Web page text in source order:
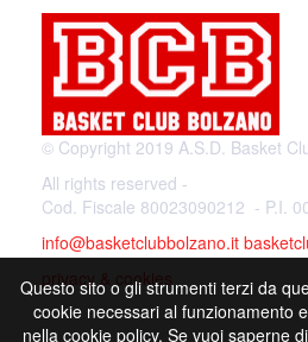
© Copyright 2019 A.S.D. Basket
All rights reserved -
Cod. Fiscale 80023090212 - P.I.
info@basketclubbolzano.it
privacy & cookies
Questo sito o gli strumenti terzi da
cookie necessari al funzionamento
nella cookie policy. Se vuoi saperne